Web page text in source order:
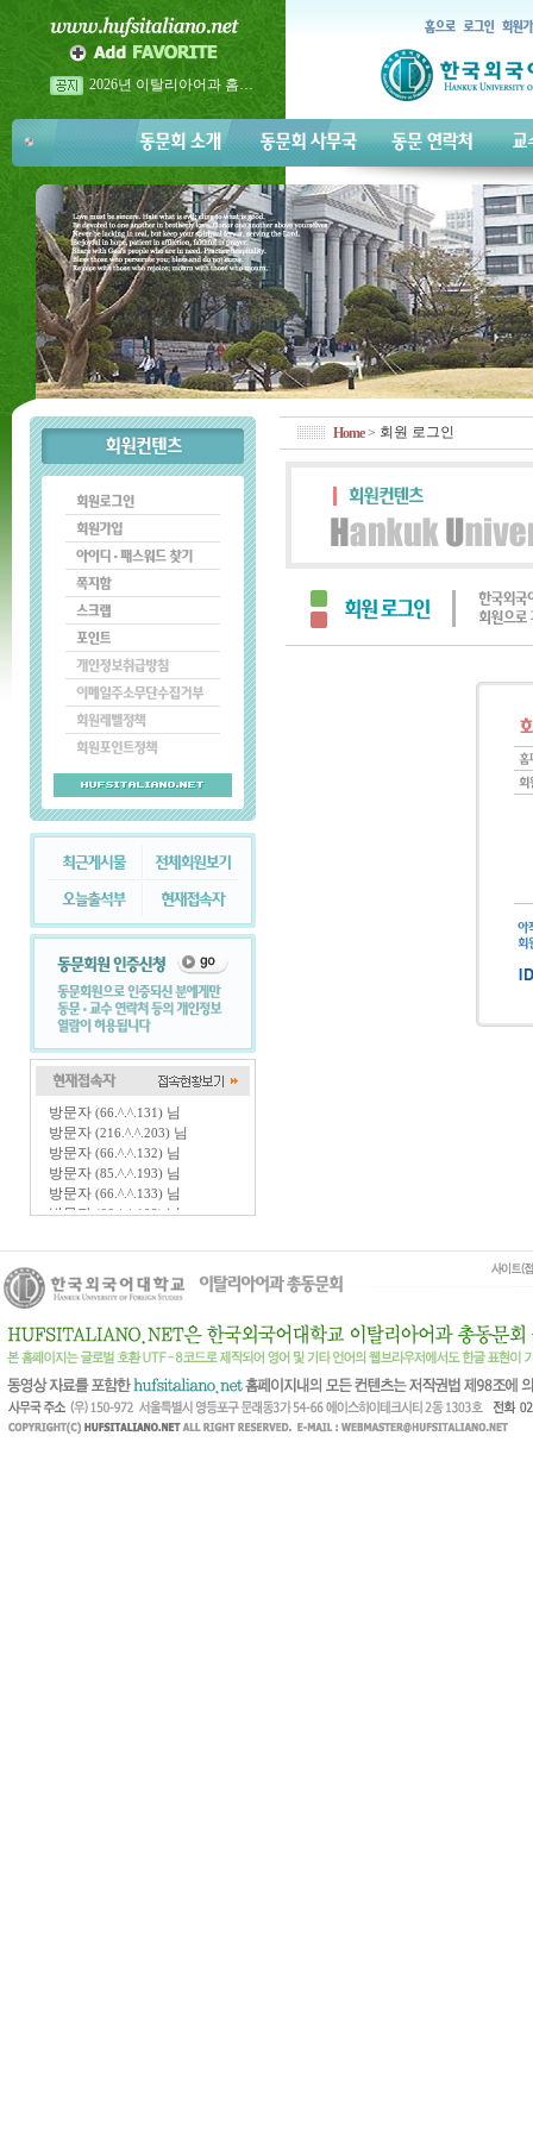
2026년 이탈리아어과 홈…
2026년 이탈리아어과 홈…
2026년 5월 23일 금요일 <…
방문자 (66.^.^.131) 님
방문자 (216.^.^.203) 님
방문자 (66.^.^.132) 님
방문자 (85.^.^.193) 님
방문자 (66.^.^.133) 님
방문자(66.^.^.193)님
방문자(66.^.^.192)님
방문자(66.^.^.201) 님
방문자(216.^.^.226)님
Home> 회원 로그인